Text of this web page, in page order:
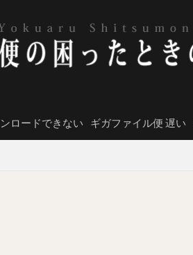
ロードできない ギガファイル便 遅い